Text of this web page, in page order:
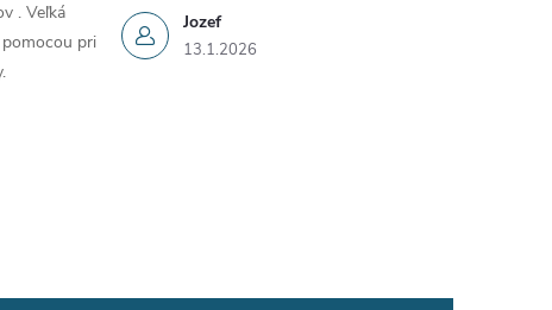
. Veľká
pri
Jozef
13.1.2026